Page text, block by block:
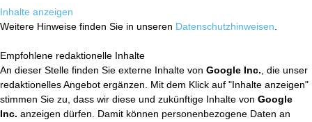
Inhalte anzeigen
Weitere Hinweise finden Sie in unseren Datenschutzhinweisen
Empfohlene redaktionelle Inhalte
An dieser Stelle finden Sie externe Inhalte von Google Inc. , die unser
redaktionelles Angebot ergänzen. Mit dem Klick auf "Inhalte anzeigen"
stimmen Sie zu, dass wir diese und zukünftige Inhalte von Google
Inc. anzeigen dürfen. Damit können personenbezogene Daten an